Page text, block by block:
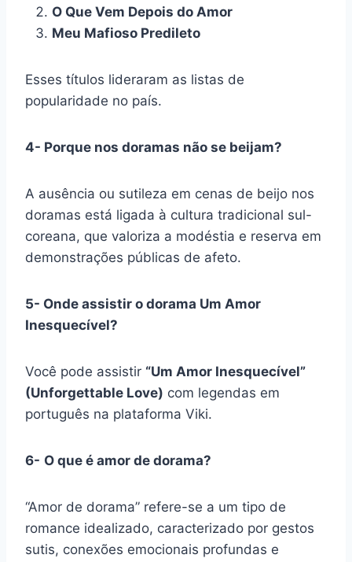
O Que Vem Depois do Amor
Meu Mafioso Predileto
Esses títulos lideraram as listas de
popularidade no país.
4- Porque nos doramas não se beijam?
A ausência ou sutileza em cenas de beijo nos
doramas está ligada à cultura tradicional sul-
coreana, que valoriza a modéstia e reserva em
demonstrações públicas de afeto.
5- Onde assistir o dorama Um Amor
Inesquecível?
Você pode assistir “Um Amor Inesquecível”
(Unforgettable Love) com legendas em
português na plataforma Viki.
6- O que é amor de dorama?
“Amor de dorama” refere-se a um tipo de
romance idealizado, caracterizado por gestos
sutis, conexões emocionais profundas e